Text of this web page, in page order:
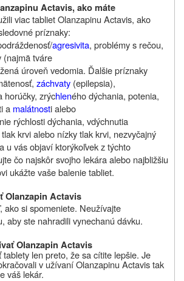
Actavis,ako máte
viac tabliet Olanzapinu Actavis, ako
príznaky:
agresivita, problémy s rečou,
(najmä tváre
úroveň vedomia. Ďalšie príznaky
záchvaty (epilepsia),
horúčky, zrýchleného dýchania, potenia,
a malátnosti alebo
rýchlosti dýchania, vdýchnutia
krvi alebo nízky tlak krvi, nezvyčajný
u vás objaví ktorýkoľvek z týchto
čo najskôr svojho lekára alebo najbližšiu
ukážte vaše balenie tabliet.
Olanzapin Actavis
ako si spomeniete. Neužívajte
aby ste nahradili vynechanú dávku.
Olanzapin Actavis
len preto, že sa cítite lepšie. Je
v užívaní Olanzapinu Actavis tak
váš lekár.